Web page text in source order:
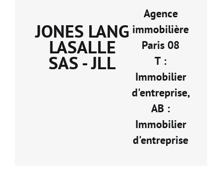
JONES LANG
LASALLE
SAS - JLL
Agence
immobilière
Paris 08
T :
Immobilier
d'entreprise,
AB :
Immobilier
d'entreprise